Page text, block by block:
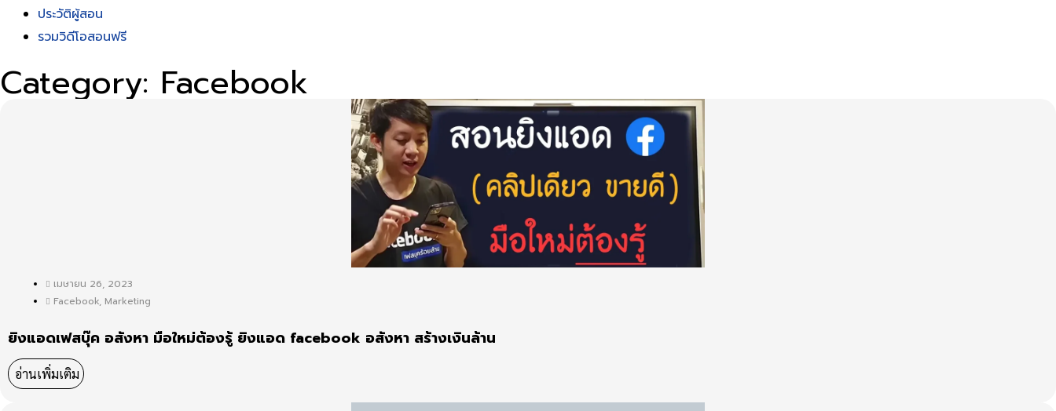
ประวัติผู้สอน
รวมวิดีโอสอนฟรี
Category: Facebook
เมษายน 26, 2023
Facebook, Marketing
ยิงแอดเฟสบุ๊ค อสังหา มือใหม่ต้องรู้ ยิงแอด facebook อสังหา สร้างเงินล้าน
อ่านเพิ่มเติม